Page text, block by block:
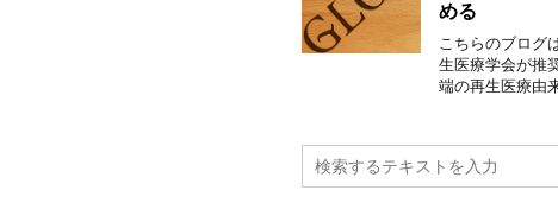
める
こちらのブログ
生医療学会が推
端の再生医療由